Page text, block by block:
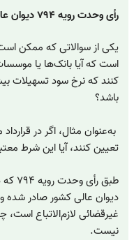
رأی وحدت رویه ۷۹۴ دیوان عالی کشور
یکی از سوالاتی که ممکن
است که آیا بانک‌ها یا
کنند که نرخ سود تسهیلات
باشد؟
تعیین کنند، آیا این شرط
دیوان عالی کشور صادر شده
غیرقضائی لازم‌الاتباع
نیست.